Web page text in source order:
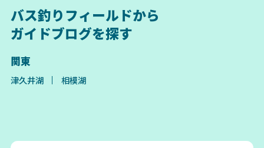
バス釣りフィールドから
ガイドブログを探す
関東
津久井湖 相模湖